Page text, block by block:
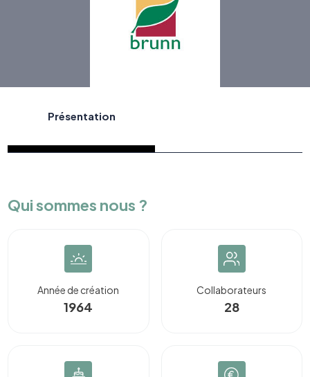
Présentation
Qui sommes nous ?
Année de création
1964
Collaborateurs
28